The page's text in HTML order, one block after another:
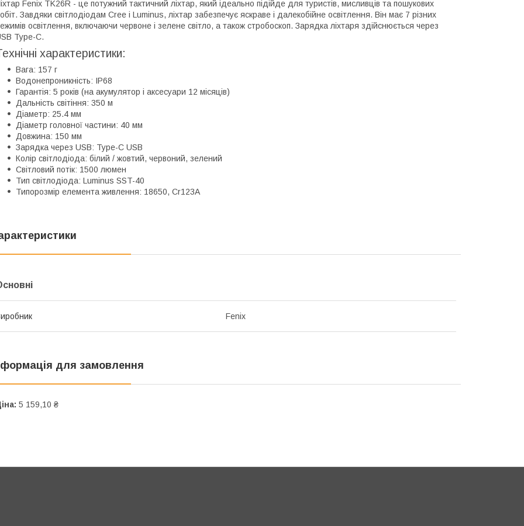
Fenix TK26R - це потужний тактичний ліхтар, який ідеально підійде для туристів, мисливців та пошукових
Завдяки світлодіодам Cree і Luminus, ліхтар забезпечує яскраве і далекобійне освітлення. Він має 7 різних
освітлення, включаючи червоне і зелене світло, а також стробоскоп. Зарядка ліхтаря здійснюється через
Type-C.
характеристики:
Вага: 157 г
Водонепроникність: IP68
Гарантія: 5 років (на акумулятор і аксесуари 12 місяців)
Дальність світіння: 350 м
Діаметр: 25.4 мм
Діаметр головної частини: 40 мм
Довжина: 150 мм
Зарядка через USB: Type-C USB
Колір світлодіода: білий / жовтий, червоний, зелений
Світловий потік: 1500 люмен
Тип світлодіода: Luminus SST-40
Типорозмір елемента живлення: 18650, Cr123A
Fenix
для замовлення
5 159,10 ₴